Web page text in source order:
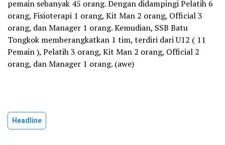
pemain sebanyak 45 orang. Dengan didampingi Pelatih 6
orang, Fisioterapi 1 orang, Kit Man 2 orang, Official 3
orang, dan Manager 1 orang. Kemudian, SSB Batu
Tongkok memberangkatkan 1 tim, terdiri dari U12 ( 11
Pemain ), Pelatih 3 orang, Kit Man 2 orang, Official 2
orang, dan Manager 1 orang. (awe)
Headline